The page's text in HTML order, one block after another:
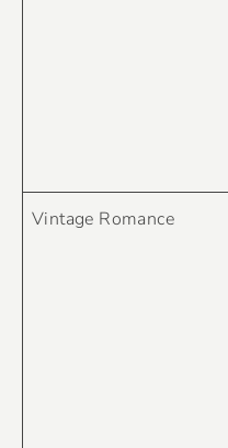
Vintage Romance